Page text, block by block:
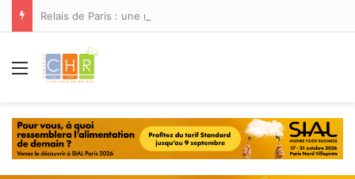
Menu